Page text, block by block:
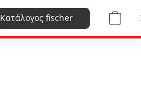
Κατάλογος fischer